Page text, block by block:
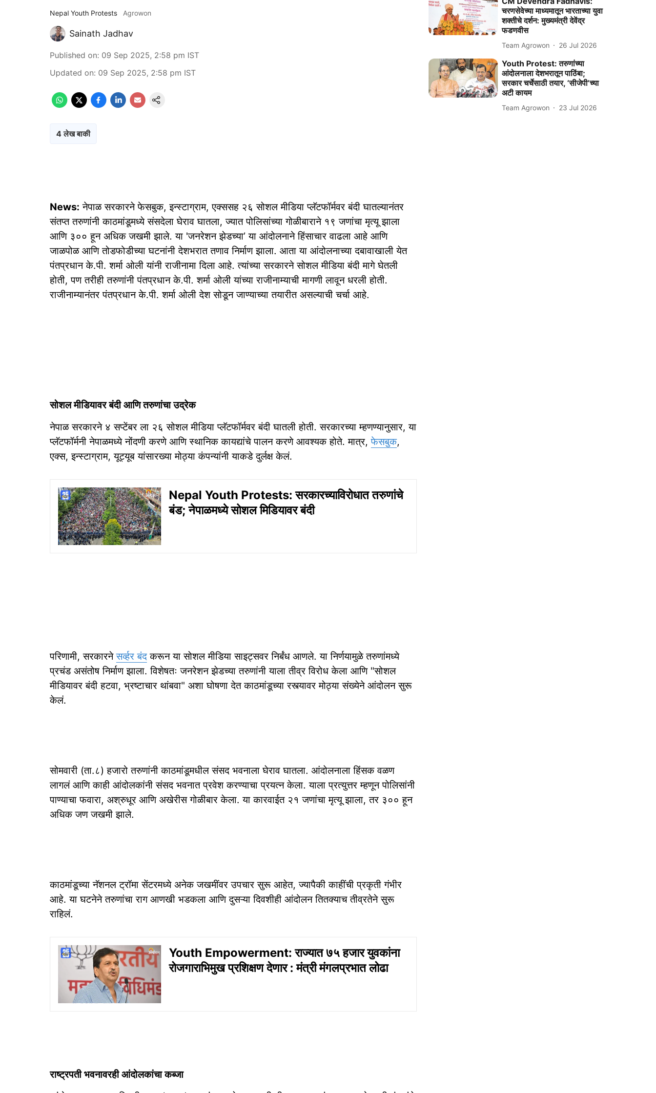
Nepal Youth Protests Agrowon
Sainath Jadhav
Published on: 09 Sep 2025, 2:58 pm IST
Updated on: 09 Sep 2025, 2:58 pm IST
4 लेख बाकी
News: नेपाळ सरकारने फेसबुक, इन्स्टाग्राम, एक्ससह २६ सोशल मीडिया प्लॅटफॉर्मवर बंदी घातल्यानंतर
संतप्त तरुणांनी काठमांडूमध्ये संसदेला घेराव घातला, ज्यात पोलिसांच्या गोळीबाराने १९ जणांचा मृत्यू झाला
आणि ३०० हून अधिक जखमी झाले. या 'जनरेशन झेडच्या’ या आंदोलनाने हिंसाचार वाढला आहे आणि
जाळपोळ आणि तोडफोडीच्या घटनांनी देशभरात तणाव निर्माण झाला. आता या आंदोलनाच्या दबावाखाली येत
पंतप्रधान के.पी. शर्मा ओली यांनी राजीनामा दिला आहे. त्यांच्या सरकारने सोशल मीडिया बंदी मागे घेतली
होती, पण तरीही तरुणांनी पंतप्रधान के.पी. शर्मा ओली यांच्या राजीनाम्याची मागणी लावून धरली होती.
राजीनाम्यानंतर पंतप्रधान के.पी. शर्मा ओली देश सोडून जाण्याच्या तयारीत असल्याची चर्चा आहे.
सोशल मीडियावर बंदी आणि तरुणांचा उद्रेक
नेपाळ सरकारने ४ सप्टेंबर ला २६ सोशल मीडिया प्लॅटफॉर्मवर बंदी घातली होती. सरकारच्या म्हणण्यानुसार, या
प्लॅटफॉर्मनी नेपाळमध्ये नोंदणी करणे आणि स्थानिक कायद्यांचे पालन करणे आवश्यक होते. मात्र,फेसबुक,
एक्स, इन्स्टाग्राम, यूट्यूब यांसारख्या मोठ्या कंपन्यांनी याकडे दुर्लक्ष केलं.
Nepal Youth Protests: सरकारच्याविरोधात तरुणांचे
बंड; नेपाळमध्ये सोशल मिडियावर बंदी
परिणामी, सरकारनेसर्व्हर बंदकरून या सोशल मीडिया साइट्सवर निर्बंध आणले. या निर्णयामुळे तरुणांमध्ये
प्रचंड असंतोष निर्माण झाला. विशेषतः जनरेशन झेडच्या तरुणांनी याला तीव्र विरोध केला आणि "सोशल
मीडियावर बंदी हटवा, भ्रष्टाचार थांबवा" अशा घोषणा देत काठमांडूच्या रस्त्यावर मोठ्या संख्येने आंदोलन सुरू
केलं.
सोमवारी (ता.८) हजारो तरुणांनी काठमांडूमधील संसद भवनाला घेराव घातला. आंदोलनाला हिंसक वळण
लागलं आणि काही आंदोलकांनी संसद भवनात प्रवेश करण्याचा प्रयत्न केला. याला प्रत्युत्तर म्हणून पोलिसांनी
पाण्याचा फवारा, अश्रुधूर आणि अखेरीस गोळीबार केला. या कारवाईत २१ जणांचा मृत्यू झाला, तर ३०० हून
अधिक जण जखमी झाले.
काठमांडूच्या नॅशनल ट्रॉमा सेंटरमध्ये अनेक जखमींवर उपचार सुरू आहेत, ज्यापैकी काहींची प्रकृती गंभीर
आहे. या घटनेने तरुणांचा राग आणखी भडकला आणि दुसऱ्या दिवशीही आंदोलन तितक्याच तीव्रतेने सुरू
राहिलं.
Youth Empowerment: राज्यात ७५ हजार युवकांना
रोजगाराभिमुख प्रशिक्षण देणार : मंत्री मंगलप्रभात लोढा
राष्ट्रपती भवनावरही आंदोलकांचा कब्जा
चरणसेवेच्या माध्यमातून भारताच्या युवा
शक्तीचे दर्शन: मुख्यमंत्री देवेंद्र
फडणवीस
Team Agrowon 26 Jul 2026
Youth Protest: तरुणांच्या
आंदोलनाला देशभरातून पाठिंबा;
सरकार चर्चेसाठी तयार, ‘सीजेपी’च्या
अटी कायम
Team Agrowon 23 Jul 2026